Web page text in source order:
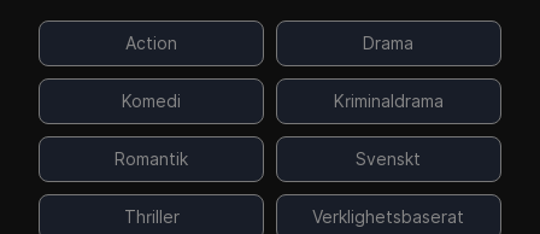
Action Drama
Komedi Kriminaldrama
Romantik Svenskt
Thriller Verklighetsbaserat